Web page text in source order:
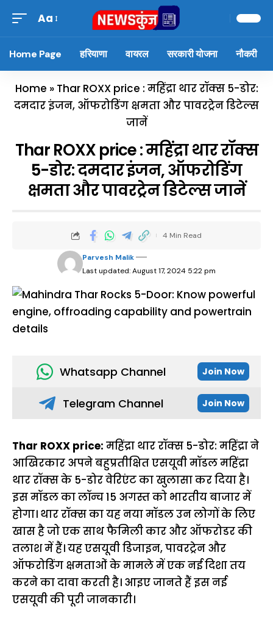
Aa
Home Page हरियाणा वायरल सरकारी योजना नौकरी
Home » Thar ROXX price : महिंद्रा थार रॉक्स 5-डोर:
दमदार इंजन, ऑफरोडिंग क्षमता और पावरट्रेन डिटेल्स
जानें
Thar ROXX price : महिंद्रा थार रॉक्स
5-डोर: दमदार इंजन, ऑफरोडिंग
क्षमता और पावरट्रेन डिटेल्स जानें
Last updated: August 17, 2024 5:22 pm
Parvesh Malik
4 Min Read
Whatsapp Channel Join Now
Telegram Channel Join Now
Thar ROXX price: महिंद्रा थार रॉक्स 5-डोर: महिंद्रा ने
आखिरकार अपने बहुप्रतीक्षित एसयूवी मॉडल महिंद्रा
थार रॉक्स के 5-डोर वेरिएंट का खुलासा कर दिया है।
इस मॉडल का लॉन्च 15 अगस्त को भारतीय बाजार में
होगा। थार रॉक्स का यह नया मॉडल उन लोगों के लिए
खास है जो एक साथ फैमिली कार और ऑफरोडर की
तलाश में हैं। यह एसयूवी डिजाइन, पावरट्रेन और
ऑफरोडिंग क्षमताओं के मामले में एक नई दिशा तय
करने का दावा करती है। आइए जानते हैं इस नई
एसयूवी की पूरी जानकारी।